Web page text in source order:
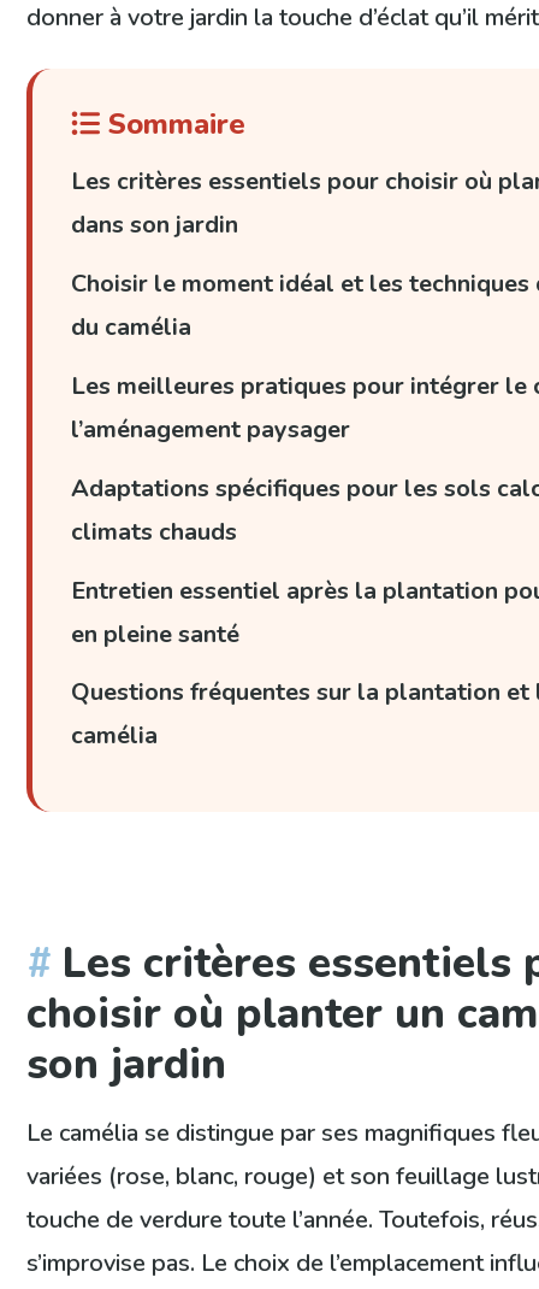
donner à votre jardin la touche d’éclat qu’il
Sommaire
Les critères essentiels pour choisir où
dans son jardin
Choisir le moment idéal et les
du camélia
Les meilleures pratiques pour intégrer le
l’aménagement paysager
Adaptations spécifiques pour les sols
climats chauds
Entretien essentiel après la plantation
en pleine santé
Questions fréquentes sur la plantation et
camélia
Les critères essentiels
choisir où planter un
son jardin
Le camélia se distingue par ses magnifiques
variées (rose, blanc, rouge) et son feuillage
touche de verdure toute l’année. Toutefois,
s’improvise pas. Le choix de l’emplacement